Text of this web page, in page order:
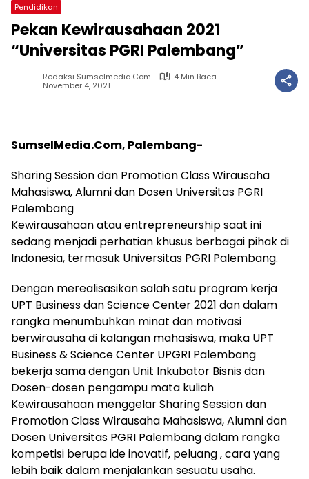
Pendidikan
Pekan Kewirausahaan 2021
“Universitas PGRI Palembang”
Redaksi Sumselmedia.com
4 Min Baca
November 4, 2021
SumselMedia.Com, Palembang-
Sharing Session dan Promotion Class Wirausaha
Mahasiswa, Alumni dan Dosen Universitas PGRI
Palembang
Kewirausahaan atau entrepreneurship saat ini
sedang menjadi perhatian khusus berbagai pihak di
Indonesia, termasuk Universitas PGRI Palembang.
Dengan merealisasikan salah satu program kerja
UPT Business dan Science Center 2021 dan dalam
rangka menumbuhkan minat dan motivasi
berwirausaha di kalangan mahasiswa, maka UPT
Business & Science Center UPGRI Palembang
bekerja sama dengan Unit Inkubator Bisnis dan
Dosen-dosen pengampu mata kuliah
Kewirausahaan menggelar Sharing Session dan
Promotion Class Wirausaha Mahasiswa, Alumni dan
Dosen Universitas PGRI Palembang dalam rangka
kompetisi berupa ide inovatif, peluang , cara yang
lebih baik dalam menjalankan sesuatu usaha.